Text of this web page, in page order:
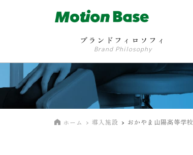
ブランドフィロソフィ
Brand Philosophy
ホーム 導入施設 おかやま山陽高等学校